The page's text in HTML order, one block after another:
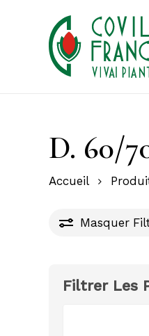
D. 60/
Accueil
Masquer
Filtrer Les